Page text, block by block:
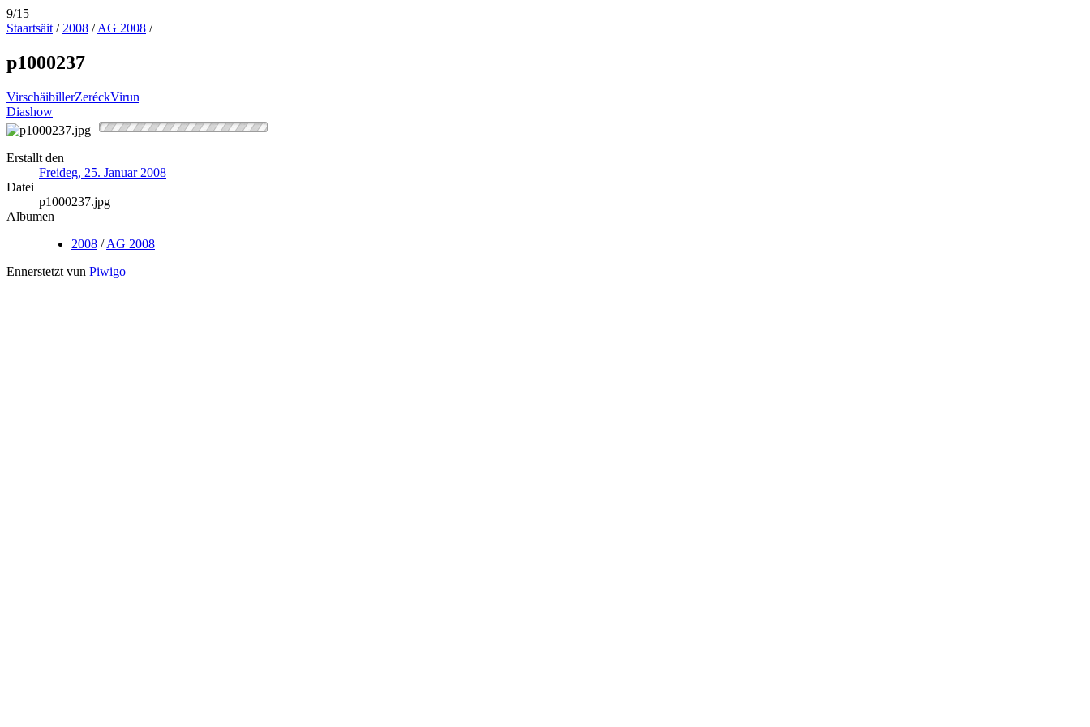
9/15
Staartsäit / 2008 /AG 2008 /
p1000237
VirschäibillerZeréckVirun
Diashow
Erstallt den
Freideg, 25. Januar 2008
Datei
p1000237.jpg
Albumen
2008 /AG 2008
Ennerstetzt vun Piwigo